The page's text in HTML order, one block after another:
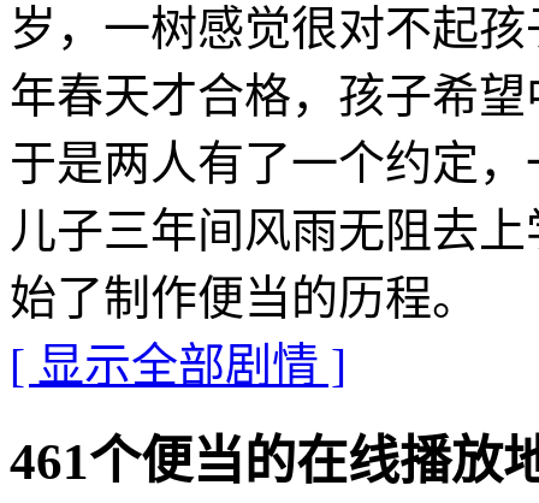
岁，一树感觉很对不起
年春天才合格，孩子希
于是两人有了一个约定
儿子三年间风雨无阻去
始了制作便当的历程。
[ 显示全部剧情 ]
461个便当的在线播放地